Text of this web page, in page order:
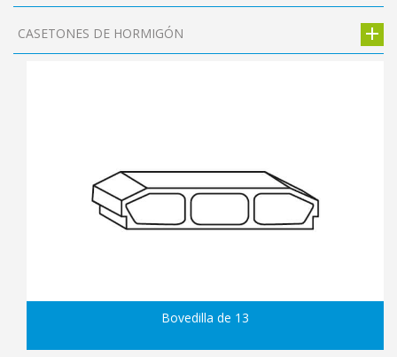
CASETONES DE HORMIGÓN
Bovedilla de 13